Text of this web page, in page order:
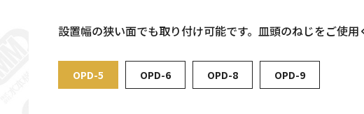
設置幅の狭い面でも取り付け可能です。皿頭のねじをご使用
OPD-5 OPD-6 OPD-8 OPD-9